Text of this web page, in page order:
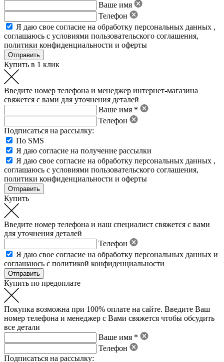
Ваше имя
Телефон
Я даю свое согласие на обработку персональных данных ,
соглашаюсь с условиями пользовательского соглашения,
политики конфиденциальности и оферты
Купить в 1 клик
Введите номер телефона и менеджер интернет-магазина
свяжется с вами для уточнения деталей
Ваше имя *
Телефон
Подписаться на рассылку:
По SMS
Я даю согласие на получение рассылки
Я даю свое согласие на обработку персональных данных ,
соглашаюсь с условиями пользовательского соглашения,
политики конфиденциальности и оферты
Купить
Введите номер телефона и наш специалист свяжется с вами
для уточнения деталей
Телефон
Я даю свое согласие на обработку персональных данных и
соглашаюсь с политикой конфиденциальности
Купить по предоплате
Покупка возможна при 100% оплате на сайте. Введите Ваш
номер телефона и менеджер с Вами свяжется чтобы обсудить
все детали
Ваше имя *
Телефон
Подписаться на рассылку: